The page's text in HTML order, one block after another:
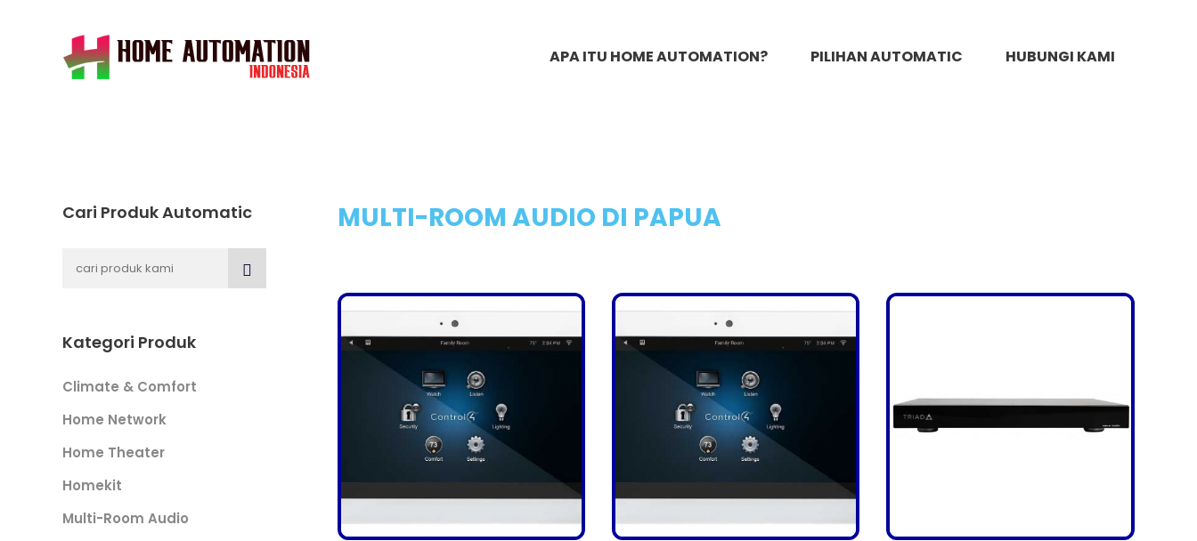
APA ITU HOME AUTOMATION? PILIHAN AUTOMATIC HUBUNGI KAMI
Cari Produk Automatic
Kategori Produk
Climate & Comfort
Home Network
Home Theater
Homekit
Multi-Room Audio
MULTI-ROOM AUDIO DI PAPUA